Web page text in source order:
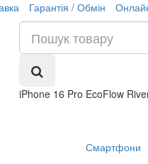
Гарантія / Обмін
iPhone 16 Pro EcoFlow
Смартфони